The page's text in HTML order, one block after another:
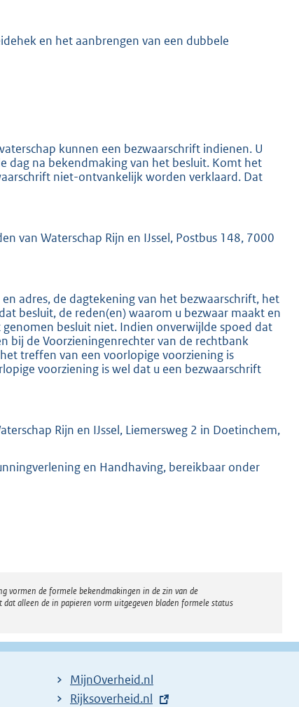
en het aanbrengen van een dubbele
kunnen een bezwaarschrift indienen. U
dag na bekendmaking van het besluit. Komt het
niet-ontvankelijk worden verklaard. Dat
van Waterschap Rijn en IJssel, Postbus 148, 7000
adres, de dagtekening van het bezwaarschrift, het
besluit, de reden(en) waarom u bezwaar maakt en
besluit niet. Indien onverwijlde spoed dat
bij de Voorzieningenrechter van de rechtbank
treffen van een voorlopige voorziening is
voorziening is wel dat u een bezwaarschrift
Rijn en IJssel, Liemersweg 2 in Doetinchem,
en Handhaving, bereikbaar onder
vormen de formele bekendmakingen in de zin van de
alleen de in papieren vorm uitgegeven bladen formele status
MijnOverheid.nl
E
Rijksoverheid.nl